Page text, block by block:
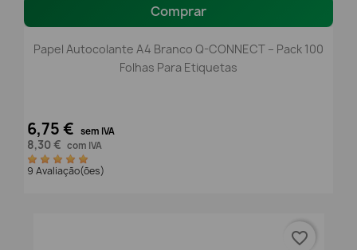
Comprar
Papel Autocolante A4 Branco Q-CONNECT – Pack 100
Folhas Para Etiquetas
6,75 € sem IVA
8,30 € com IVA
9 Avaliação(ões)
favorite_border